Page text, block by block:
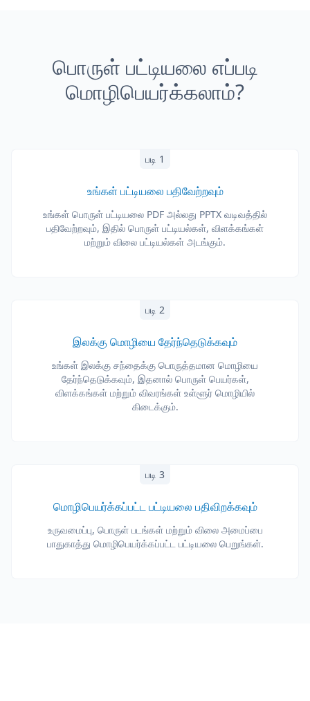
பொருள் பட்டியலை எப்படி
மொழிபெயர்க்கலாம்?
படி 1
உங்கள் பட்டியலை பதிவேற்றவும்
உங்கள் பொருள் பட்டியலை PDF அல்லது PPTX வடிவத்தில்
பதிவேற்றவும், இதில் பொருள் பட்டியல்கள், விளக்கங்கள்
மற்றும் விலை பட்டியல்கள் அடங்கும்.
படி 2
இலக்கு மொழியை தேர்ந்தெடுக்கவும்
உங்கள் இலக்கு சந்தைக்கு பொருத்தமான மொழியை
தேர்ந்தெடுக்கவும், இதனால் பொருள் பெயர்கள்,
விளக்கங்கள் மற்றும் விவரங்கள் உள்ளூர் மொழியில்
கிடைக்கும்.
படி 3
மொழிபெயர்க்கப்பட்ட பட்டியலை பதிவிறக்கவும்
உருவமைப்பு, பொருள் படங்கள் மற்றும் விலை அமைப்பை
பாதுகாத்து மொழிபெயர்க்கப்பட்ட பட்டியலை பெறுங்கள்.